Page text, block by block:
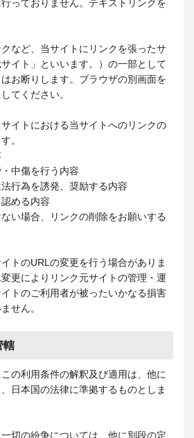
っておりません。テキストリンクを
など、当サイトにリンクを張ったサ
イト」といいます。）の一部として
お断りします。ブラウザの別画面を
てください。
イトにおける当サイトへのリンクの
。
中傷を行う内容
行為を誘発、奨励する内容
める内容
ない場合、リンクの削除をお願いする
トのURLの変更を行う場合がありま
更によりリンク元サイトの管理・運
トのご利用者が被ったいかなる損害
せん。
轄
の利用条件の解釈及び適用は、他に
日本国の法律に準拠するものとしま
切の紛争については、他に別段の定